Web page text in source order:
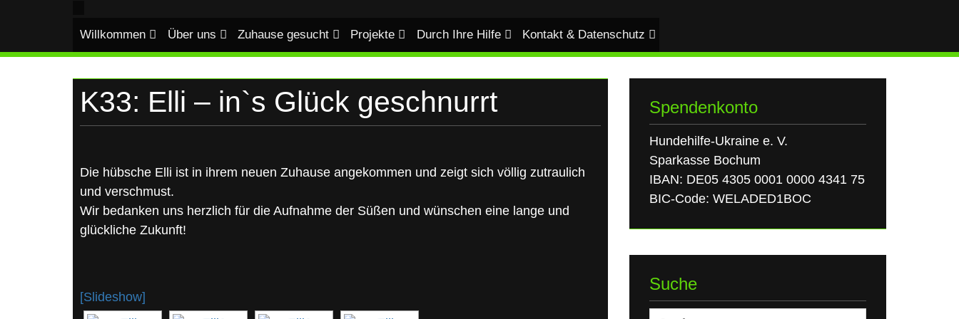
Willkommen Über uns Zuhause gesucht Projekte Durch Ihre Hilfe Kontakt & Datenschutz
K33: Elli – in`s Glück geschnurrt
Die hübsche Elli ist in ihrem neuen Zuhause angekommen und zeigt sich völlig zutraulich
und verschmust.
Wir bedanken uns herzlich für die Aufnahme der Süßen und wünschen eine lange und
glückliche Zukunft!
[Slideshow]
Spendenkonto
Hundehilfe-Ukraine e. V.
Sparkasse Bochum
IBAN: DE05 4305 0001 0000 4341 75
BIC-Code: WELADED1BOC
Suche